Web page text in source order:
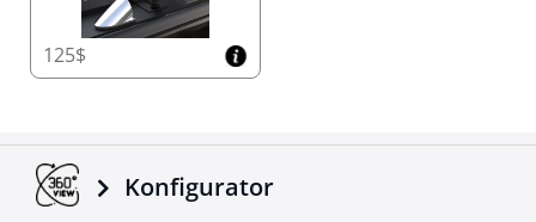
125$
Konfigurator